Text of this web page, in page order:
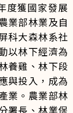
度獲國家發展
業部林業及自
科大森林系社
以林下經濟為
養雞、林下段
與投入，成為
業。農業部林
署長、林業保